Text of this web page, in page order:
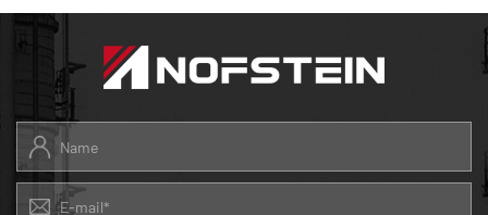
cinn ina saothraítear rónta miotalach.